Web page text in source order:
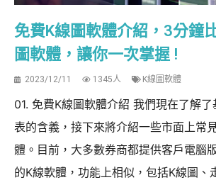
免費K線圖軟體介紹，3分鐘
圖軟體，讓你一次掌握 !
2023/12/11 1345人 K線圖軟體
01. 免費K線圖軟體介紹 我們現在了解
表的含義，接下來將介紹一些市面上常
體。目前，大多數券商都提供客戶電腦
的K線軟體，功能上相似，包括K線圖、